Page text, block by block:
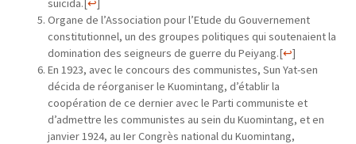
suicida. ↩
Organe de l’Association pour l’Etude du Gouvernement
constitutionnel, un des groupes politiques qui soutenaient la
domination des seigneurs de guerre du Peiyang.[↩]
En 1923, avec le concours des communistes, Sun Yat-sen
décida de réorganiser le Kuomintang, d’établir la
coopération de ce dernier avec le Parti communiste et
d’admettre les communistes au sein du Kuomintang, et en
janvier 1924, au Ier Congrès national du Kuomintang,